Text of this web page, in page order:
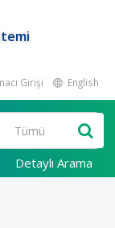
Girişi English
Detaylı Arama